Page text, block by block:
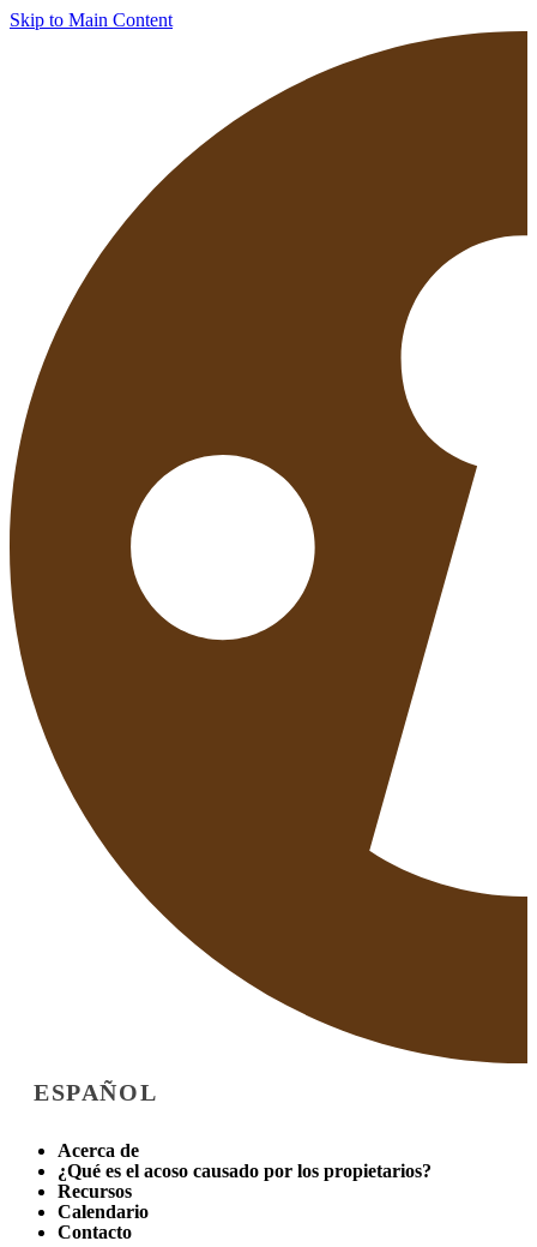
Skip to Main Content
ESPAÑOL
Acerca de
¿Qué es el acoso causado por los propietarios?
Recursos
Calendario
Contacto